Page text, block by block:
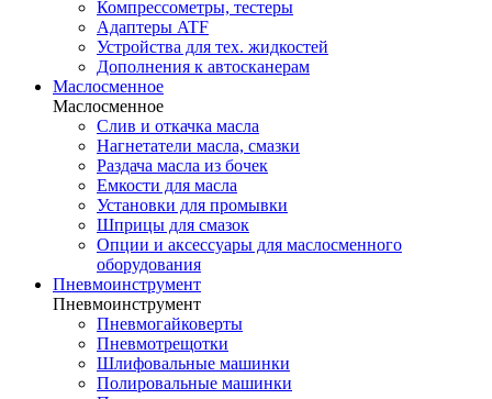
Компрессометры, тестеры
Адаптеры ATF
Устройства для тех. жидкостей
Дополнения к автосканерам
Маслосменное
Маслосменное
Слив и откачка масла
Нагнетатели масла, смазки
Раздача масла из бочек
Емкости для масла
Установки для промывки
Шприцы для смазок
Опции и аксессуары для маслосменного
оборудования
Пневмоинструмент
Пневмоинструмент
Пневмогайковерты
Пневмотрещотки
Шлифовальные машинки
Полировальные машинки